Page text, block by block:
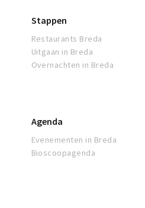
Stappen
Restaurants Breda
Uitgaan in Breda
Overnachten in Breda
Agenda
Evenementen in Breda
Bioscoopagenda